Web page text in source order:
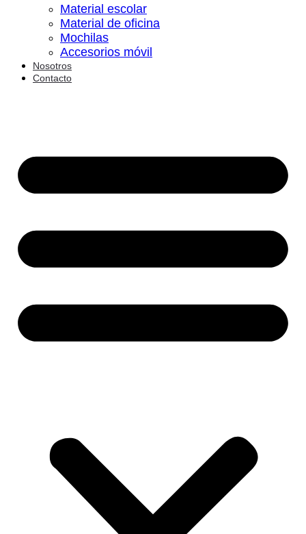
Material escolar
Material de oficina
Mochilas
Accesorios móvil
Nosotros
Contacto